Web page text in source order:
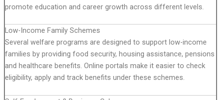
promote education and career growth across different levels.
Low-Income Family Schemes
Several welfare programs are designed to support low-income
families by providing food security, housing assistance, pensions
and healthcare benefits. Online portals make it easier to check
eligibility, apply and track benefits under these schemes.